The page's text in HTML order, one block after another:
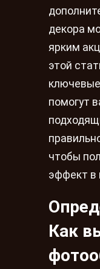
декора
ярким
этой
помогут
чтобы
эффект
Как